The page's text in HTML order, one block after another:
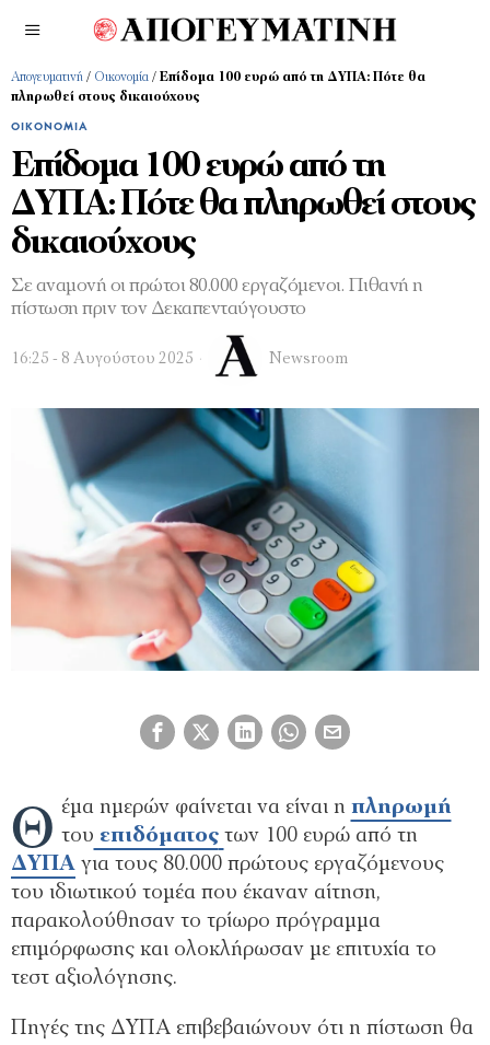
Απογευματινή / Οικονομία / Επίδομα 100 ευρώ από τη ΔΥΠΑ: Πότε θα
πληρωθεί στους δικαιούχους
ΟΙΚΟΝΟΜΊΑ
Επίδομα 100 ευρώ από τη
ΔΥΠΑ: Πότε θα πληρωθεί στους
δικαιούχους
Σε αναμονή οι πρώτοι 80.000 εργαζόμενοι. Πιθανή η
πίστωση πριν τον Δεκαπενταύγουστο
16:25 - 8 Αυγούστου 2025 Newsroom
Θ έμα ημερών φαίνεται να είναι η πληρωμή
του επιδόματος των 100 ευρώ από τη
ΔΥΠΑ για τους 80.000 πρώτους εργαζόμενους
του ιδιωτικού τομέα που έκαναν αίτηση,
παρακολούθησαν το τρίωρο πρόγραμμα
επιμόρφωσης και ολοκλήρωσαν με επιτυχία το
τεστ αξιολόγησης.
Πηγές της ΔΥΠΑ επιβεβαιώνουν ότι η πίστωση θα